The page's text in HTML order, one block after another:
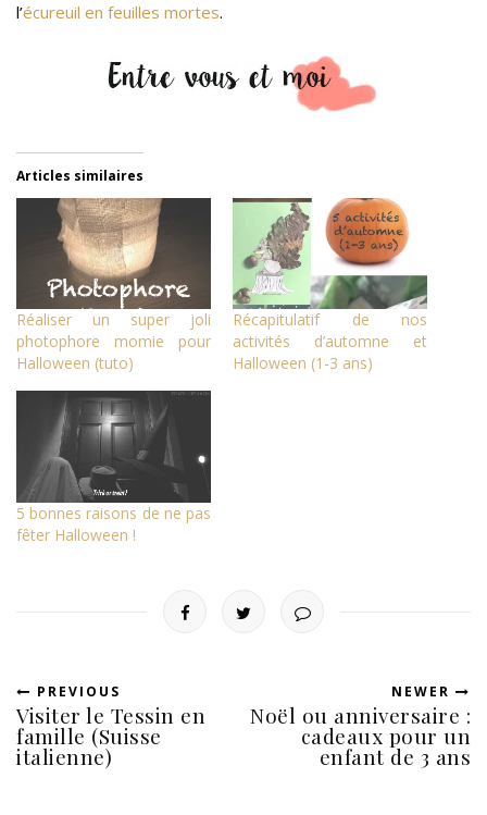
l’écureuil en feuilles mortes.
Articles similaires
Réaliser un super joli
photophore momie pour
Halloween (tuto)
Récapitulatif de nos
activités d’automne et
Halloween (1-3 ans)
5 bonnes raisons de ne pas
fêter Halloween !
PREVIOUS
Visiter le Tessin en
famille (Suisse
italienne)
NEWER
Noël ou anniversaire :
cadeaux pour un
enfant de 3 ans